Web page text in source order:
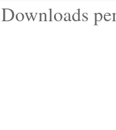
Downloads